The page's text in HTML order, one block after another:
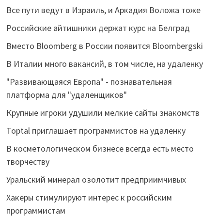
Все пути ведут в Израиль, и Аркадия Воложа тоже
Российские айтишники держат курс на Белград
Вместо Bloomberg в России появится Bloombergski
В Италии много вакансий, в том числе, на удаленку
"Развивающаяся Европа" - познавательная
платформа для "удаленщиков"
Крупные игроки удушили мелкие сайты знакомств
Toptal приглашает программистов на удаленку
В косметологическом бизнесе всегда есть место
творчеству
Уральский минерал озолотит предприимчивых
Хакеры стимулируют интерес к российским
программистам